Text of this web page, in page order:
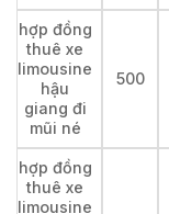
hợp đồng
thuê xe
limousine
hậu
giang đi
mũi né
500
hợp đồng
thuê xe
limousine